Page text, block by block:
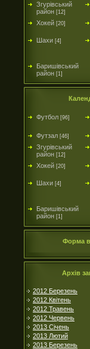
Згурівський
район [12]
Хокей [20]
Шахи [4]
Баришівський
район [1]
Футбол [96]
Футзал [46]
Згурівський
район [12]
Хокей [20]
Шахи [4]
Баришівський
район [1]
Форма
Архів
2012 Березень
2012 Квітень
2012 Травень
2012 Червень
2013 Січень
2013 Лютий
2013 Березень